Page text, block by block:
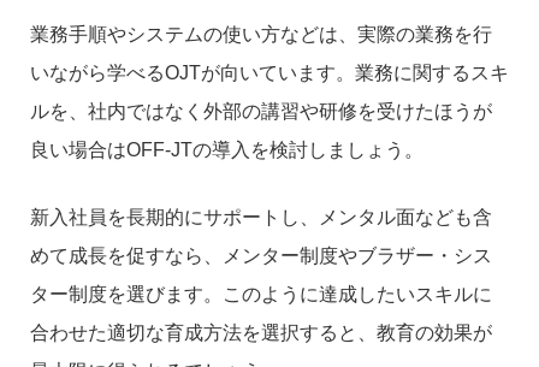
業務手順やシステムの使い方などは、実際の業務を行
いながら学べるOJTが向いています。業務に関するスキ
ルを、社内ではなく外部の講習や研修を受けたほうが
良い場合はOFF-JTの導入を検討しましょう。
新入社員を長期的にサポートし、メンタル面なども含
めて成長を促すなら、メンター制度やブラザー・シス
ター制度を選びます。このように達成したいスキルに
合わせた適切な育成方法を選択すると、教育の効果が